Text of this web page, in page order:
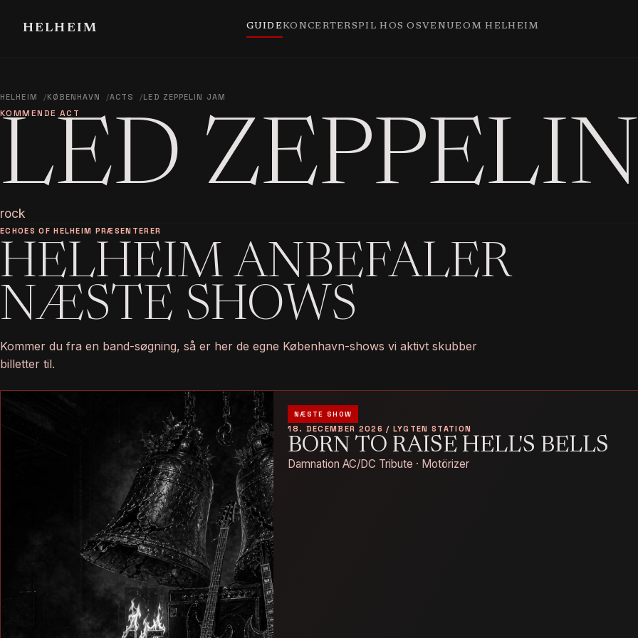
HELHEIM GUIDEKONCERTERSPIL HOS OSVENUEOM HELHEIM
HELHEIM KØBENHAVN ACTS LED ZEPPELIN JAM
KOMMENDE ACT
LED
rock
ECHOES OF HELHEIM PRÆSENTERER
HELHEIM ANBEFALER
NÆSTE SHOWS
Kommer du fra en band-søgning, så er her de egne København-shows vi aktivt skubber
billetter til.
NÆSTE SHOW
18. DECEMBER 2026 / LYGTEN STATION
BORN TO RAISE HELL'S BELLS
Damnation AC/DC Tribute · Motörizer